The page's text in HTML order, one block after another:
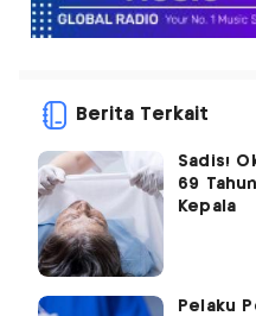
Berita Terkait
Sadis!
69
Kepala
Pelaku